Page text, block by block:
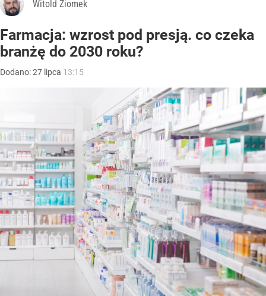
Witold Ziomek
Farmacja: wzrost pod presją. co czeka
branżę do 2030 roku?
Dodano:27 lipca 13:15